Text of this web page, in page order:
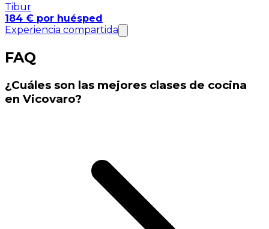
Tibur
184 € por huésped
Experiencia compartida
FAQ
¿Cuáles son las mejores clases de cocina
en Vicovaro?